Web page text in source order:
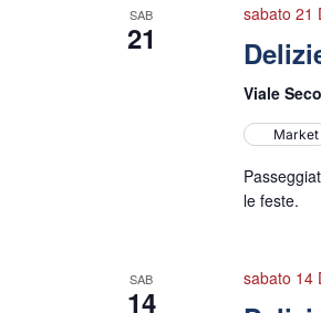
SAB
21
sabato 21
Viale
Market
le feste.
SAB
14
sabato 14